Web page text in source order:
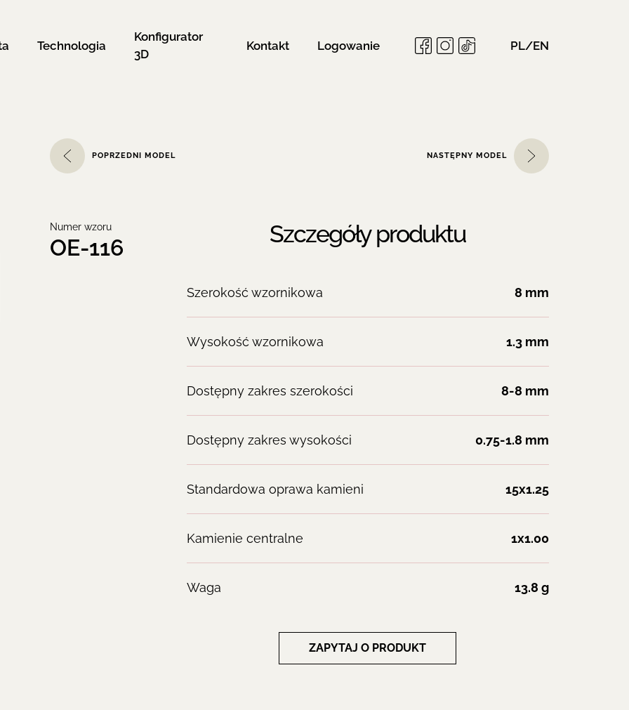
Technologia
Konfigurator
3D
Kontakt Logowanie PL/EN
POPRZEDNI MODEL NASTĘPNY MODEL
Numer wzoru
OE-116 Szczegóły produktu
Szerokość wzornikowa 8 mm
Wysokość wzornikowa 1.3 mm
Dostępny zakres szerokości 8-8 mm
Dostępny zakres wysokości 0.75-1.8 mm
Standardowa oprawa kamieni 15x1.25
Kamienie centralne 1x1.00
Waga 13.8 g
ZAPYTAJ O PRODUKT